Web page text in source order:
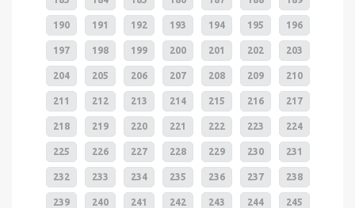
190 191 192 193 194 195 196
197 198 199 200 201 202 203
204 205 206 207 208 209 210
211 212 213 214 215 216 217
218 219 220 221 222 223 224
225 226 227 228 229 230 231
232 233 234 235 236 237 238
239 240 241 242 243 244 245